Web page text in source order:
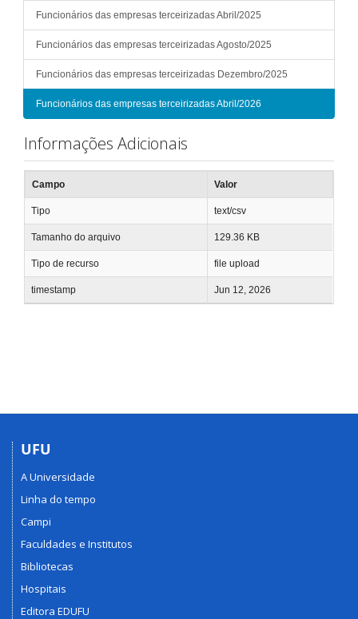
Funcionários das empresas terceirizadas Abril/2025
Funcionários das empresas terceirizadas Agosto/2025
Funcionários das empresas terceirizadas Dezembro/2025
Funcionários das empresas terceirizadas Abril/2026
Informações Adicionais
Campo Valor
Tipo text/csv
Tamanho do arquivo 129.36 KB
Tipo de recurso file upload
timestamp Jun 12, 2026
UFU
A Universidade
Linha do tempo
Campi
Faculdades e Institutos
Bibliotecas
Hospitais
Editora EDUFU